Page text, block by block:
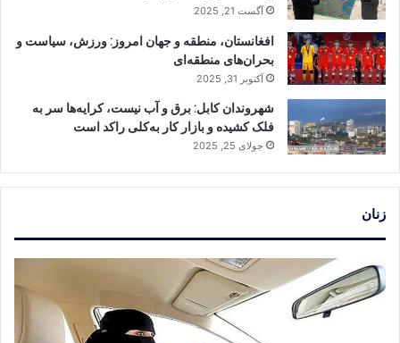
آگست 21, 2025
افغانستان، منطقه و جهان امروز: ورزش، سیاست و
بحران‌های منطقه‌ای
آکتوبر 31, 2025
شهروندان کابل: برق و آب نیست، کرایه‌ها سر به
فلک کشیده و بازار کار به‌کلی راکد است
جولای 25, 2025
زنان